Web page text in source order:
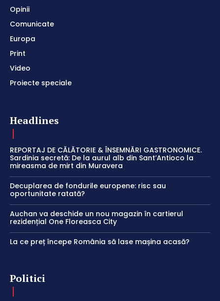
Opinii
Comunicate
Europa
Print
Video
Proiecte speciale
Headlines
REPORTAJ DE CĂLĂTORIE & ÎNSEMNĂRI GASTRONOMICE.
Sardinia secretă: De la aurul alb din Sant’Antioco la
mireasma de mirt din Muravera
Decuplarea de fondurile europene: risc sau
oportunitate ratată?
Auchan va deschide un nou magazin în cartierul
rezidențial One Floreasca City
La ce preț începe România să lase mașina acasă?
Politici